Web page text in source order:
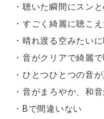
・聴いた瞬間にスン
・すごく綺麗に聴こえ
・晴れ渡る空みたい
・音がクリアで綺麗
・ひとつひとつの音
・音がまろやか、和
・Bで間違いない